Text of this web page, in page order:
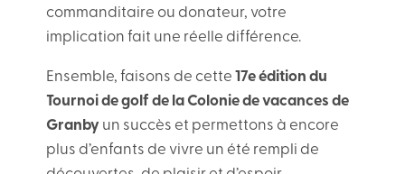
commanditaire ou donateur, votre
implication fait une réelle différence.
Ensemble, faisons de cette 17e édition du
Tournoi de golf de la Colonie de vacances de
Granby un succès et permettons à encore
plus d’enfants de vivre un été rempli de